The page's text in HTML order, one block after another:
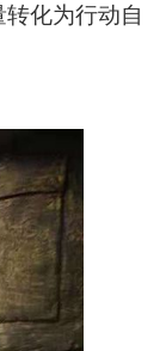
化为行动自